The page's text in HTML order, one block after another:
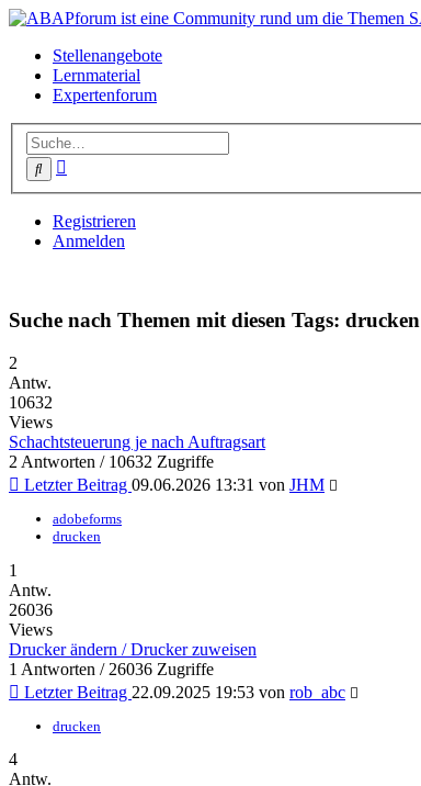
Stellenangebote
Lernmaterial
Expertenforum
Suche
Registrieren
Anmelden
Suche nach Themen mit diesen Tags: drucken
2
Antw.
10632
Views
Schachtsteuerung je nach Auftragsart
2 Antworten / 10632 Zugriffe
Letzter Beitrag 09.06.2026 13:31 von JHM
adobeforms
drucken
1
Antw.
26036
Views
Drucker ändern / Drucker zuweisen
1 Antworten / 26036 Zugriffe
Letzter Beitrag 22.09.2025 19:53 von rob_abc
drucken
4
Antw.